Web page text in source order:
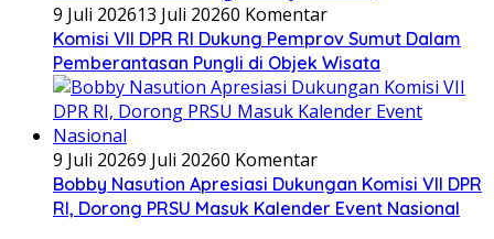
9 Juli 202613 Juli 20260 Komentar
Komisi VII DPR RI Dukung Pemprov Sumut Dalam
Pemberantasan Pungli di Objek Wisata
9 Juli 20269 Juli 20260 Komentar
Bobby Nasution Apresiasi Dukungan Komisi VII DPR
RI, Dorong PRSU Masuk Kalender Event Nasional